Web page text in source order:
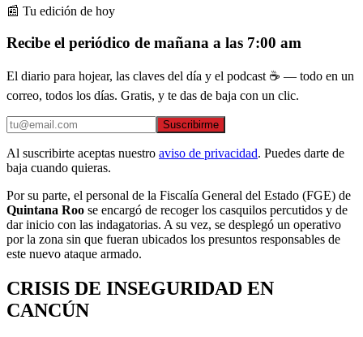
📰 Tu edición de hoy
Recibe el periódico de mañana a las 7:00 am
El diario para hojear, las claves del día y el podcast ☕ — todo en un
correo, todos los días. Gratis, y te das de baja con un clic.
Suscribirme
Al suscribirte aceptas nuestro aviso de privacidad. Puedes darte de
baja cuando quieras.
Por su parte, el personal de la Fiscalía General del Estado (FGE) de
Quintana Roo se encargó de recoger los casquilos percutidos y de
dar inicio con las indagatorias. A su vez, se desplegó un operativo
por la zona sin que fueran ubicados los presuntos responsables de
este nuevo ataque armado.
CRISIS DE INSEGURIDAD EN
CANCÚN